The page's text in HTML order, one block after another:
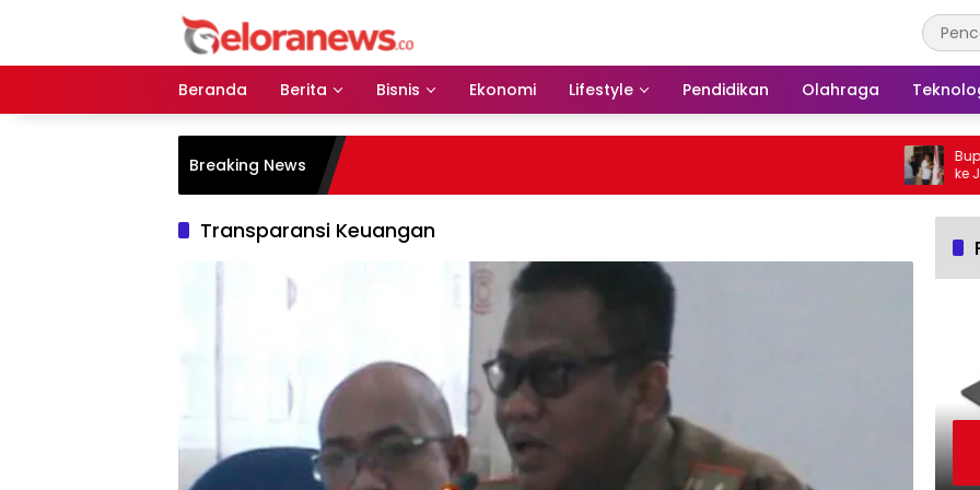
Beranda
Berita Bisnis Ekonomi Lifestyle Pendidikan Olahraga
Breaking News
Bupati
ke
Transparansi Keuangan